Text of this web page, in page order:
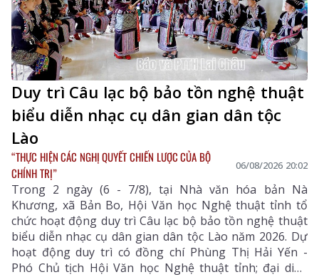
Duy trì Câu lạc bộ bảo tồn nghệ thuật
biểu diễn nhạc cụ dân gian dân tộc
Lào
“THỰC HIỆN CÁC NGHỊ QUYẾT CHIẾN LƯỢC CỦA BỘ
CHÍNH TRỊ”
06/08/2026 20:02
Trong 2 ngày (6 - 7/8), tại Nhà văn hóa bản Nà
Khương, xã Bản Bo, Hội Văn học Nghệ thuật tỉnh tổ
chức hoạt động duy trì Câu lạc bộ bảo tồn nghệ thuật
biểu diễn nhạc cụ dân gian dân tộc Lào năm 2026. Dự
hoạt động duy trì có đồng chí Phùng Thị Hải Yến -
Phó Chủ tịch Hội Văn học Nghệ thuật tỉnh; đại diện